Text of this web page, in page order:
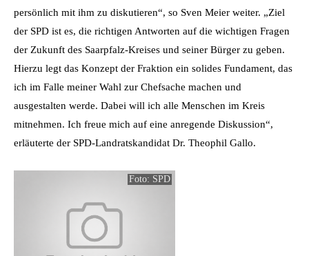
persönlich mit ihm zu diskutieren“, so Sven Meier weiter. „Ziel
der SPD ist es, die richtigen Antworten auf die wichtigen Fragen
der Zukunft des Saarpfalz-Kreises und seiner Bürger zu geben.
Hierzu legt das Konzept der Fraktion ein solides Fundament, das
ich im Falle meiner Wahl zur Chefsache machen und
ausgestalten werde. Dabei will ich alle Menschen im Kreis
mitnehmen. Ich freue mich auf eine anregende Diskussion“,
erläuterte der SPD-Landratskandidat Dr. Theophil Gallo.
Foto: SPD